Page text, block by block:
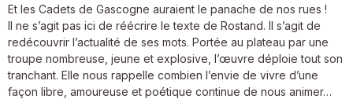
Et les Cadets de Gascogne auraient le panache de nos rues !
Il ne s’agit pas ici de réécrire le texte de Rostand. Il s’agit de
redécouvrir l’actualité de ses mots. Portée au plateau par une
troupe nombreuse, jeune et explosive, l’œuvre déploie tout son
tranchant. Elle nous rappelle combien l’envie de vivre d’une
façon libre, amoureuse et poétique continue de nous animer…